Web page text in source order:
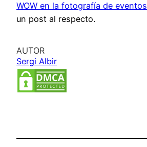
WOW en la fotografía de eventos
un post al respecto.
AUTOR
Sergi Albir